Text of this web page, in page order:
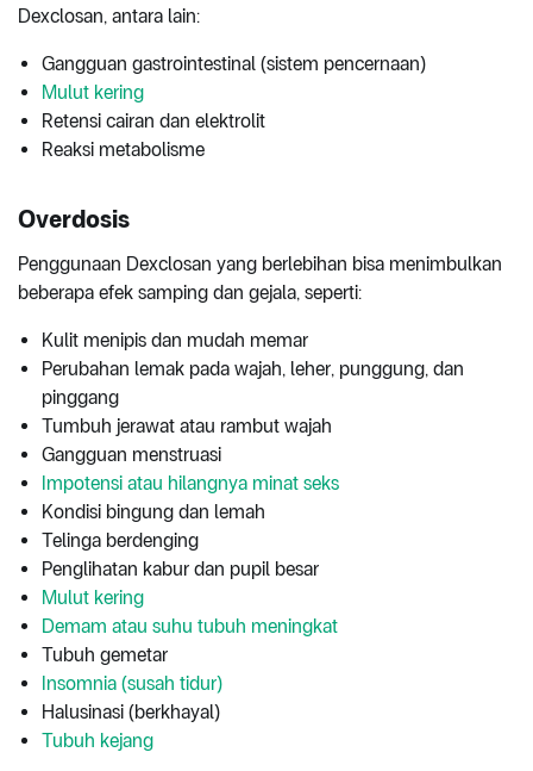
Dexclosan, antara lain:
Gangguan gastrointestinal (sistem pencernaan)
Mulut kering
Retensi cairan dan elektrolit
Reaksi metabolisme
Overdosis
Penggunaan Dexclosan yang berlebihan bisa menimbulkan
beberapa efek samping dan gejala, seperti:
Kulit menipis dan mudah memar
Perubahan lemak pada wajah, leher, punggung, dan
pinggang
Tumbuh jerawat atau rambut wajah
Gangguan menstruasi
Impotensi atau hilangnya minat seks
Kondisi bingung dan lemah
Telinga berdenging
Penglihatan kabur dan pupil besar
Mulut kering
Demam atau suhu tubuh meningkat
Tubuh gemetar
Insomnia (susah tidur)
Halusinasi (berkhayal)
Tubuh kejang